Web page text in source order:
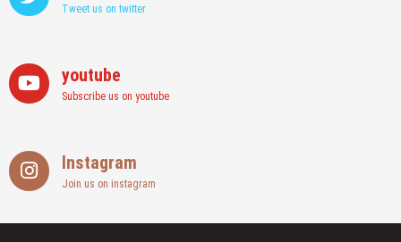
Tweet us on twitter
youtube
Subscribe us on youtube
Instagram
Join us on instagram